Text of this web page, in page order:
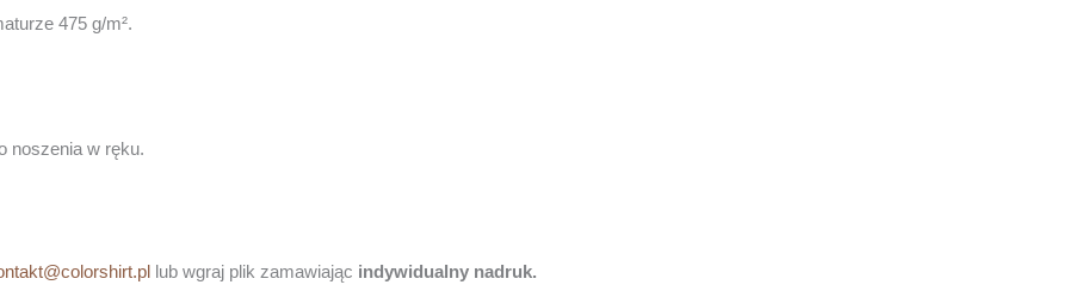
475 g/m².
noszenia w ręku.
lub wgraj plik zamawiając indywidualny nadruk.